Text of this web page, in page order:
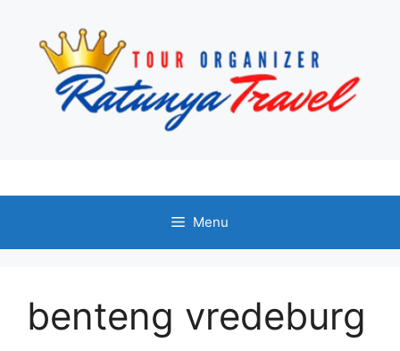
Menu
benteng vredeburg